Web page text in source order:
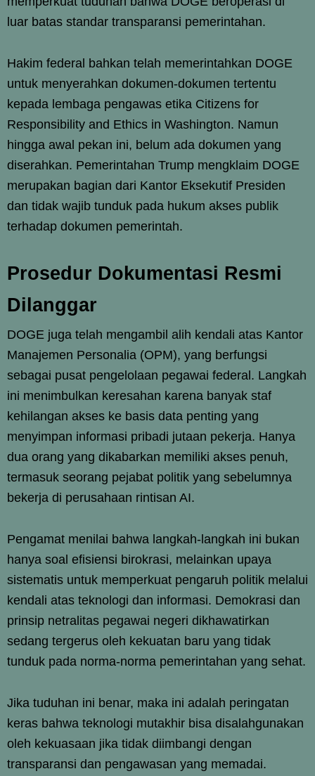
luar batas standar transparansi pemerintahan.
Hakim federal bahkan telah memerintahkan DOGE
untuk menyerahkan dokumen-dokumen tertentu
kepada lembaga pengawas etika Citizens for
Responsibility and Ethics in Washington. Namun
hingga awal pekan ini, belum ada dokumen yang
diserahkan. Pemerintahan Trump mengklaim DOGE
merupakan bagian dari Kantor Eksekutif Presiden
dan tidak wajib tunduk pada hukum akses publik
terhadap dokumen pemerintah.
Prosedur Dokumentasi Resmi
Dilanggar
DOGE juga telah mengambil alih kendali atas Kantor
Manajemen Personalia (OPM), yang berfungsi
sebagai pusat pengelolaan pegawai federal. Langkah
ini menimbulkan keresahan karena banyak staf
kehilangan akses ke basis data penting yang
menyimpan informasi pribadi jutaan pekerja. Hanya
dua orang yang dikabarkan memiliki akses penuh,
termasuk seorang pejabat politik yang sebelumnya
bekerja di perusahaan rintisan AI.
Pengamat menilai bahwa langkah-langkah ini bukan
hanya soal efisiensi birokrasi, melainkan upaya
sistematis untuk memperkuat pengaruh politik melalui
kendali atas teknologi dan informasi. Demokrasi dan
prinsip netralitas pegawai negeri dikhawatirkan
sedang tergerus oleh kekuatan baru yang tidak
tunduk pada norma-norma pemerintahan yang sehat.
Jika tuduhan ini benar, maka ini adalah peringatan
keras bahwa teknologi mutakhir bisa disalahgunakan
oleh kekuasaan jika tidak diimbangi dengan
transparansi dan pengawasan yang memadai.